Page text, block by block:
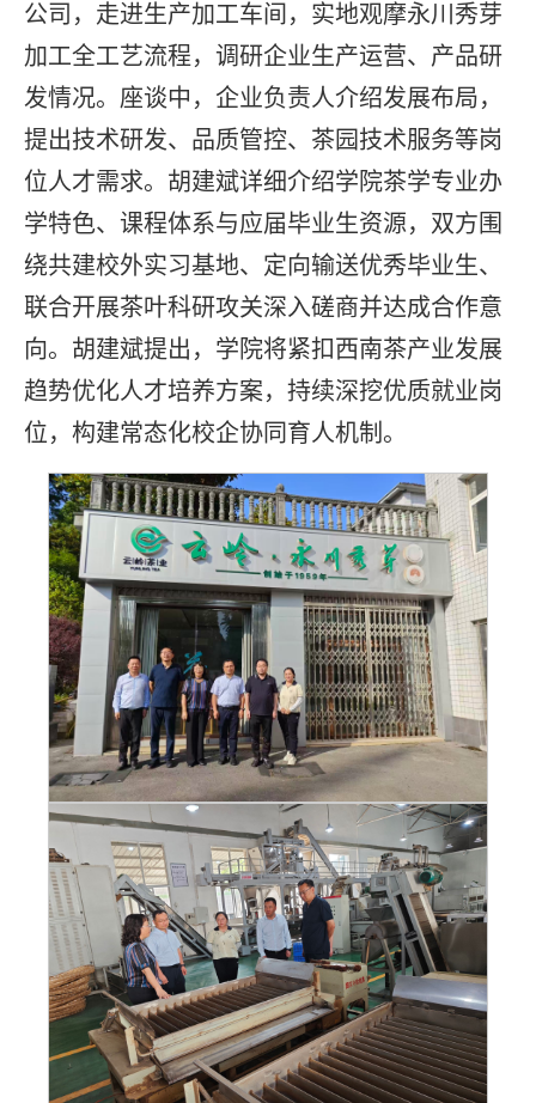
公司，走进生产加工车间，实地观摩永川秀芽
加工全工艺流程，调研企业生产运营、产品研
发情况。座谈中，企业负责人介绍发展布局，
提出技术研发、品质管控、茶园技术服务等岗
位人才需求。胡建斌详细介绍学院茶学专业办
学特色、课程体系与应届毕业生资源，双方围
绕共建校外实习基地、定向输送优秀毕业生、
联合开展茶叶科研攻关深入磋商并达成合作意
向。胡建斌提出，学院将紧扣西南茶产业发展
趋势优化人才培养方案，持续深挖优质就业岗
位，构建常态化校企协同育人机制。